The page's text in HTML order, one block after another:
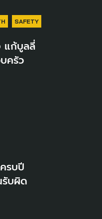
SAFETY
แก้บูลลี่
ครัว
รบปี
รับผิด